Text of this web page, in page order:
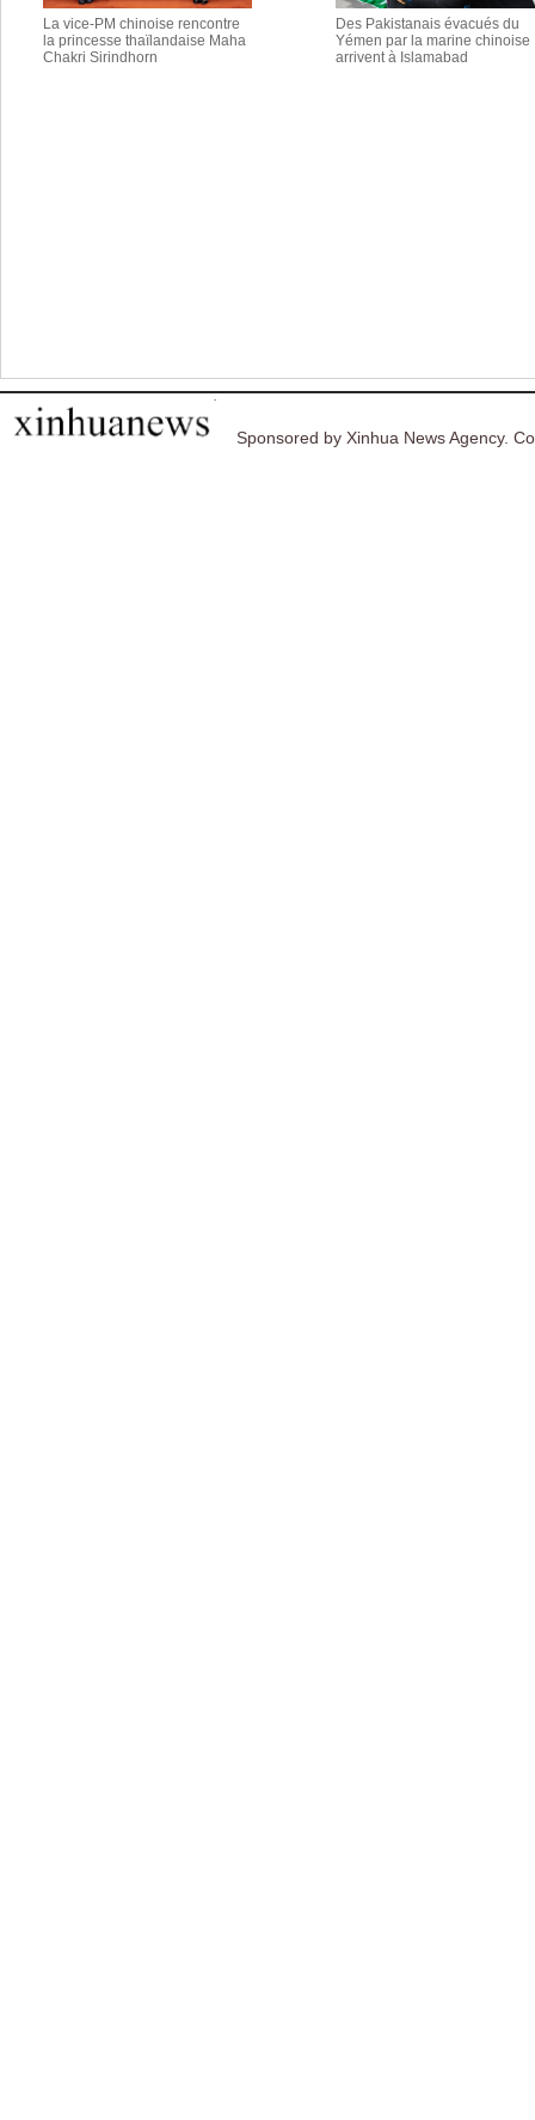
La vice-PM chinoise rencontre
la princesse thaïlandaise Maha
Chakri Sirindhorn
Des Pakistanais évacués du
Yémen par la marine chinoise
arrivent à Islamabad
Sponsored by Xinhua News Agency.